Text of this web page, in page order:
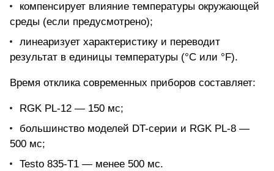
компенсирует влияние температуры окружающей
среды (если предусмотрено);
линеаризует характеристику и переводит
результат в единицы температуры (°C или °F).
Время отклика современных приборов составляет:
RGK PL-12 — 150 мс;
большинство моделей DT-серии и RGK PL-8 —
500 мс;
Testo 835-T1 — менее 500 мс.